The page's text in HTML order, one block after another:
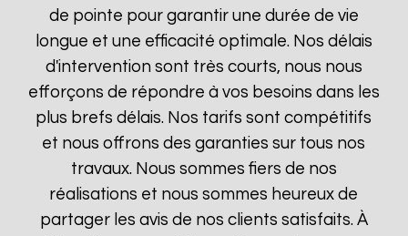
de pointe pour garantir une durée de vie
longue et une efficacité optimale. Nos délais
d'intervention sont très courts, nous nous
efforçons de répondre à vos besoins dans les
plus brefs délais. Nos tarifs sont compétitifs
et nous offrons des garanties sur tous nos
travaux. Nous sommes fiers de nos
réalisations et nous sommes heureux de
partager les avis de nos clients satisfaits. À